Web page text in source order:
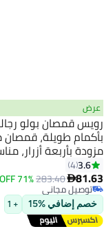
عرض
رويس قمصان بولو
بأكمام طويلة،
مزودة بأربعة أزرار،
نشاط في الهواء الطلق
3.6
4
81.63
283.40
71% OFF
توصيل مجاني
توصيل مجاني
خصم إضافي %15 + 1